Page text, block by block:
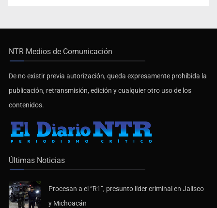
NTR Medios de Comunicación
De no existir previa autorización, queda expresamente prohibida la
publicación, retransmisión, edición y cualquier otro uso de los
contenidos.
Últimas Noticias
Procesan a el “R1”, presunto líder criminal en Jalisco
y Michoacán